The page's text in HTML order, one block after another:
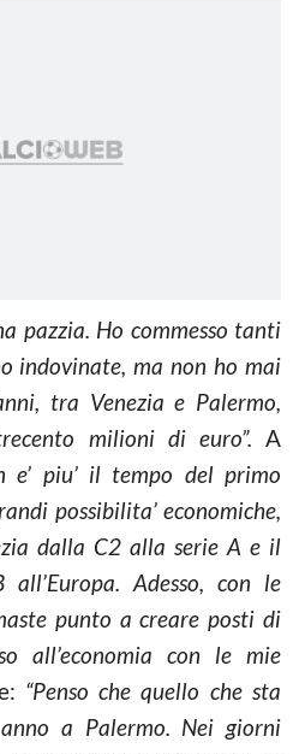
pazzia. Ho commesso tanti
indovinate, ma non ho mai
tra Venezia e Palermo,
milioni di euro”. A
e’ piu’ il tempo del primo
possibilita’ economiche,
dalla C2 alla serie A e il
Adesso, con le
punto a creare posti di
all’economia con le mie
“Penso che quello che sta
a Palermo. Nei giorni